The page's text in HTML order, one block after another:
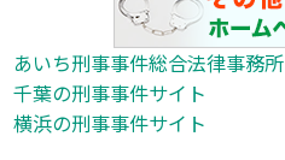
あいち刑事事件総合法律事務所
千葉の刑事事件サイト
横浜の刑事事件サイト